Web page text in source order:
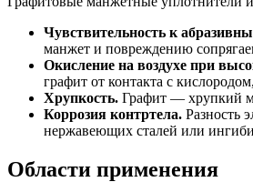
Чувствительность к
манжет и повреждению
Окисление на воздухе при
графит от контакта с
Хрупкость. Графит — хрупкий
Коррозия контртела. Разность
нержавеющих сталей или
Области применения